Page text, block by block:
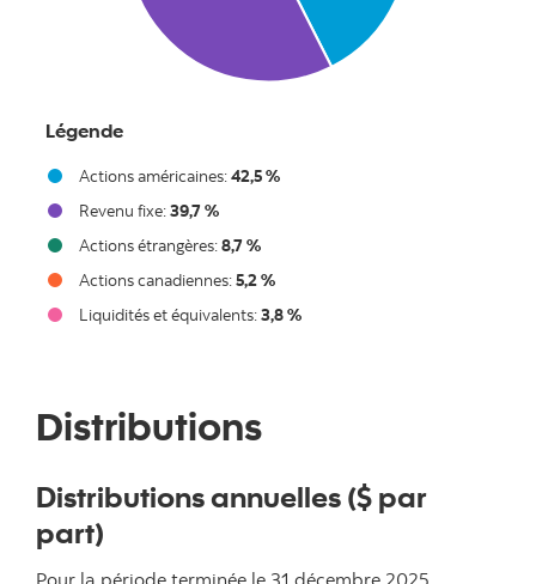
Actions américaines:42,5 %
Revenu fixe:39,7 %
Actions étrangères:8,7 %
Actions canadiennes:5,2 %
Liquidités et équivalents:3,8 %
Légende
Distributions
Distributions annuelles ($ par
part)
Pour la période terminée le 31 décembre 2025